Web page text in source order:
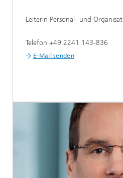
Leiterin Personal- und
Telefon +49 2241 143-836
E-Mail senden